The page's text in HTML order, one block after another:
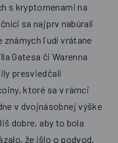
s kryptomenami na
sa najprv nabúrali
ľudí vrátane
Gatesa či Warenna
presviedčali
ktoré sa v rámci
v dvojnásobnej výške
dobre, aby to bola
že išlo o podvod.